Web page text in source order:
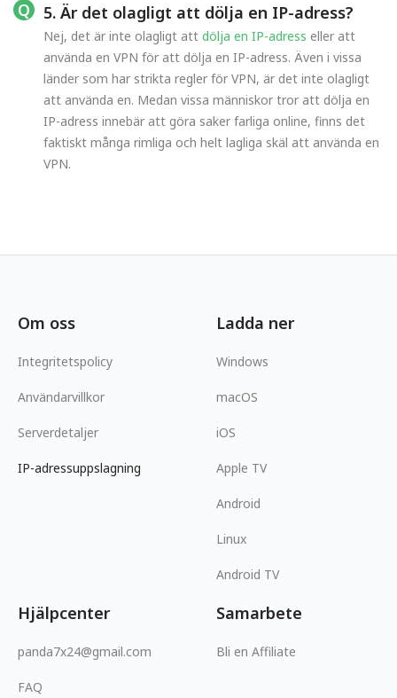
5. Är det olagligt att dölja en IP-adress?
Nej, det är inte olagligt att dölja en IP-adress eller att
använda en VPN för att dölja en IP-adress. Även i vissa
länder som har strikta regler för VPN, är det inte olagligt
att använda en. Medan vissa människor tror att dölja en
IP-adress innebär att göra saker farliga online, finns det
faktiskt många rimliga och helt lagliga skäl att använda en
VPN.
Om oss
Integritetspolicy
Användarvillkor
Serverdetaljer
IP-adressuppslagning
Ladda ner
Windows
macOS
iOS
Apple TV
Android
Linux
Android TV
Hjälpcenter
panda7x24@gmail.com
FAQ
Samarbete
Bli en Affiliate